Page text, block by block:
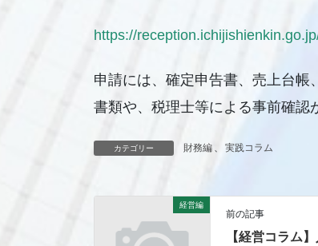
https://
申請には、確定申告書、売上台
書類や、税理士等による事前確認
カテゴリー 財務編 実践コラム
経営編
前の記事
【経営コラム